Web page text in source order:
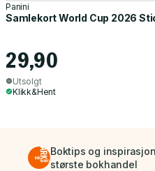
Panini
Samlekort World Cup 2026
29,90
Utsolgt
Klikk&Hent
Boktips og
største bokhandel